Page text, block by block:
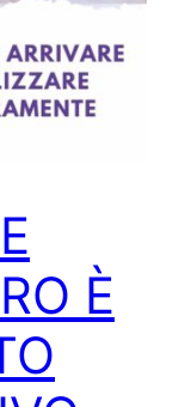
È